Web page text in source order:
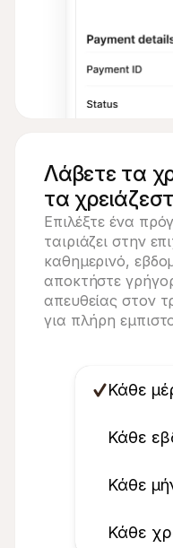
Λάβετε τα
τα
Επιλέξτε ένα
ταιριάζει στην
καθημερινό,
αποκτήστε
απευθείας στον
για πλήρη
Κάθε
Κάθε
Κάθε
Κάθε